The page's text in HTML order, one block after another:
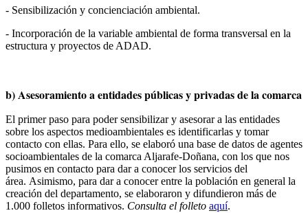
- Sensibilización y concienciación ambiental.
- Incorporación de la variable ambiental de forma transversal en la
estructura y proyectos de ADAD.
b) Asesoramiento a entidades públicas y privadas de la comarca
El primer paso para poder sensibilizar y asesorar a las entidades
sobre los aspectos medioambientales es identificarlas y tomar
contacto con ellas. Para ello, se elaboró una base de datos de agentes
socioambientales de la comarca Aljarafe-Doñana, con los que nos
pusimos en contacto para dar a conocer los servicios del
área. Asimismo, para dar a conocer entre la población en general la
creación del departamento, se elaboraron y difundieron más de
1.000 folletos informativos. Consulta el folleto aquí.